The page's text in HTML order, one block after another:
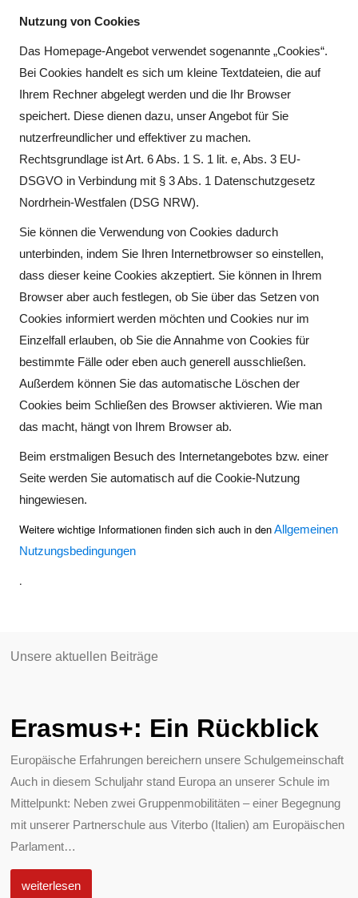
Nutzung von Cookies
Das Homepage-Angebot verwendet sogenannte „Cookies“.
Bei Cookies handelt es sich um kleine Textdateien, die auf
Ihrem Rechner abgelegt werden und die Ihr Browser
speichert. Diese dienen dazu, unser Angebot für Sie
nutzerfreundlicher und effektiver zu machen.
Rechtsgrundlage ist Art. 6 Abs. 1 S. 1 lit. e, Abs. 3 EU-
DSGVO in Verbindung mit § 3 Abs. 1 Datenschutzgesetz
Nordrhein-Westfalen (DSG NRW).
Sie können die Verwendung von Cookies dadurch
unterbinden, indem Sie Ihren Internetbrowser so einstellen,
dass dieser keine Cookies akzeptiert. Sie können in Ihrem
Browser aber auch festlegen, ob Sie über das Setzen von
Cookies informiert werden möchten und Cookies nur im
Einzelfall erlauben, ob Sie die Annahme von Cookies für
bestimmte Fälle oder eben auch generell ausschließen.
Außerdem können Sie das automatische Löschen der
Cookies beim Schließen des Browser aktivieren. Wie man
das macht, hängt von Ihrem Browser ab.
Beim erstmaligen Besuch des Internetangebotes bzw. einer
Seite werden Sie automatisch auf die Cookie-Nutzung
hingewiesen.
Weitere wichtige Informationen finden sich auch in denAllgemeinen
Nutzungsbedingungen
.
Unsere aktuellen Beiträge
Erasmus+: Ein Rückblick
Europäische Erfahrungen bereichern unsere Schulgemeinschaft
Auch in diesem Schuljahr stand Europa an unserer Schule im
Mittelpunkt: Neben zwei Gruppenmobilitäten – einer Begegnung
mit unserer Partnerschule aus Viterbo (Italien) am Europäischen
Parlament…
weiterlesen